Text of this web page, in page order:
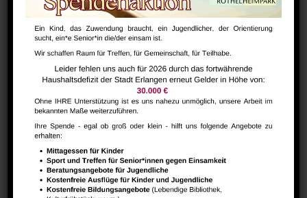
Hausaufgabenbetreuung (nicht während der Ferien)
August 7 @ 13:30